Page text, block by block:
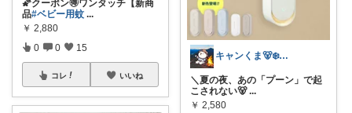
🌠クーポン🉐ワンタッチ【新商
品#ベビー用蚊 ...
￥ 2,880
0 0 15
コレ いいね
キャンくま🐻‍❄️ママのラク暮らし
＼夏の夜、あの「プーン」で起
こされない🐻‍ ...
￥ 2,580